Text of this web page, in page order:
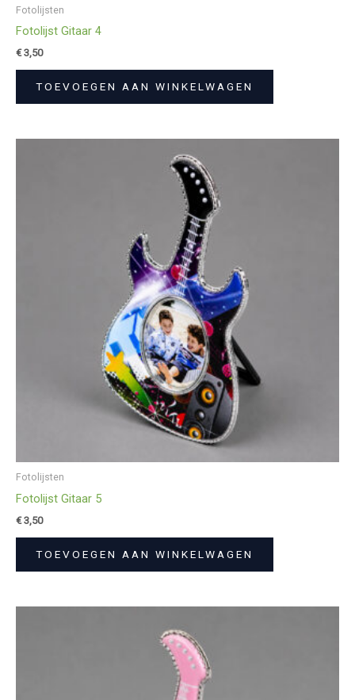
Fotolijsten
Fotolijst Gitaar 4
€3,50
TOEVOEGEN AAN WINKELWAGEN
Fotolijsten
Fotolijst Gitaar 5
€3,50
TOEVOEGEN AAN WINKELWAGEN